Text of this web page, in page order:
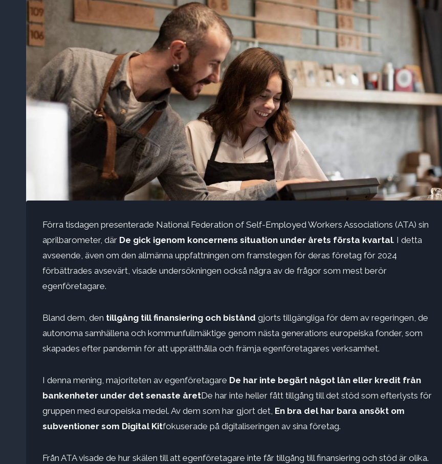
Förra tisdagen presenterade National Federation of Self-Employed Workers Associations (ATA) sin
aprilbarometer, där De gick igenom koncernens situation under årets första kvartal. I detta
avseende, även om den allmänna uppfattningen om framstegen för deras företag för 2024
förbättrades avsevärt, visade undersökningen också några av de frågor som mest berör
egenföretagare.
Bland dem, den tillgång till finansiering och bistånd gjorts tillgängliga för dem av regeringen, de
autonoma samhällena och kommunfullmäktige genom nästa generations europeiska fonder, som
skapades efter pandemin för att upprätthålla och främja egenföretagares verksamhet.
I denna mening, majoriteten av egenföretagare De har inte begärt något lån eller kredit från
bankenheter under det senaste åretDe har inte heller fått tillgång till det stöd som efterlysts för
gruppen med europeiska medel. Av dem som har gjort det, En bra del har bara ansökt om
subventioner som Digital Kitfokuserade på digitaliseringen av sina företag.
Från ATA visade de hur skälen till att egenföretagare inte får tillgång till finansiering och stöd är olika.